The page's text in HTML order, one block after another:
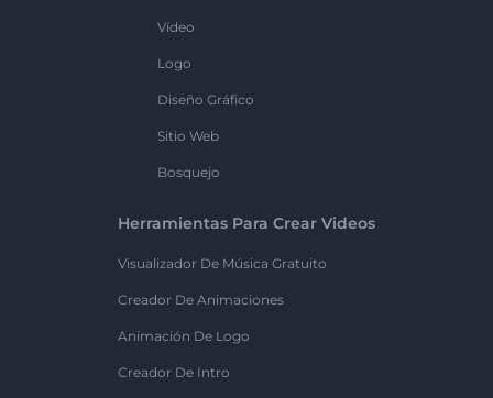
Vídeo
Logo
Diseño Gráfico
Sitio Web
Bosquejo
Herramientas Para Crear Videos
Visualizador De Música Gratuito
Creador De Animaciones
Animación De Logo
Creador De Intro